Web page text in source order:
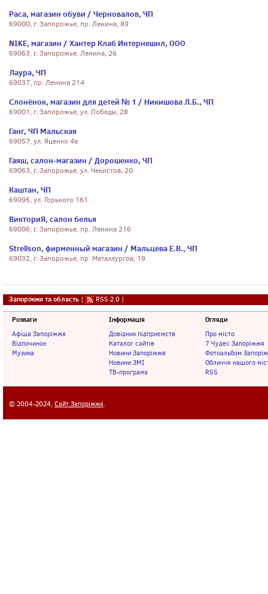
Раса, магазин обуви / Черновалов, ЧП
69000, г. Запорожье, пр. Ленина, 89
NIKE, магазин / Хантер Клаб Интернешнл, ООО
69063, г. Запорожье, Ленина, 26
Лаура, ЧП
69037, пр. Ленина 214
Слонёнок, магазин для детей № 1 / Никишова Л.Б., ЧП
69001, г. Запорожье, ул. Победы, 28
Ганг, ЧП Мальская
69057, ул. Яценко 4а
Гаяш, салон-магазин / Дорошенко, ЧП
69063, г. Запорожье, ул. Чекистов, 20
Каштан, ЧП
69095, ул. Горького 161
ВикториЯ, салон белья
69006, г. Запорожье, пр. Ленина 216
Strellson, фирменный магазин / Мальцева Е.В., ЧП
69032, г. Запорожье, пр. Металлургов, 19
Запоріжжя та область | RSS 2.0 |
Розваги
Афіша Запоріжжя
Відпочинок
Музика
Інформація
Довідник підприємств
Каталог сайтів
Новини Запоріжжя
Новини ЗМІ
ТВ-програма
Огляди
Про місто
7 Чудес Запоріжжя
Фотоальбом
Обличчя нашого
RSS
© 2004-2024, Сайт Запоріжжя.